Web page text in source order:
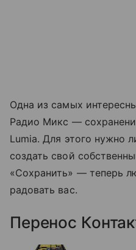
Одна из самых
Радио Микс —
Lumia. Для этого нужно
создать свой
«Сохранить» — теперь
радовать вас.
Перенос